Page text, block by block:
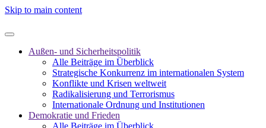
Skip to main content
Außen- und Sicherheitspolitik
Alle Beiträge im Überblick
Strategische Konkurrenz im internationalen System
Konflikte und Krisen weltweit
Radikalisierung und Terrorismus
Internationale Ordnung und Institutionen
Demokratie und Frieden
Alle Beiträge im Überblick